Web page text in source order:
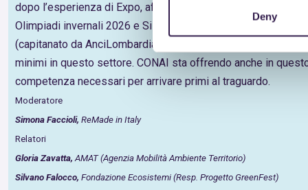
Deny
dopo l’esperienza di Expo, affronta la progettazione in
Olimpiadi invernali 2026 e Silvano Falocco, sul progetto
(capitanato da AnciLombardia), l’accompagnamento verso i
minimi in questo settore. CONAI sta offrendo anche in
competenza necessari per arrivare primi al traguardo.
Moderatore
Simona Faccioli, ReMade in Italy
Relatori
Gloria Zavatta, AMAT (Agenzia Mobilità Ambiente Territorio)
Silvano Falocco, Fondazione Ecosistemi (Resp. Progetto GreenFest)